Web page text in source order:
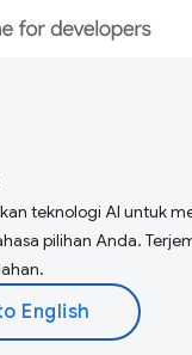
teknologi AI untuk
pilihan Anda.